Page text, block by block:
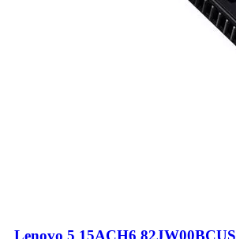
Lenovo 5 15ACH6 82JW00BCUS